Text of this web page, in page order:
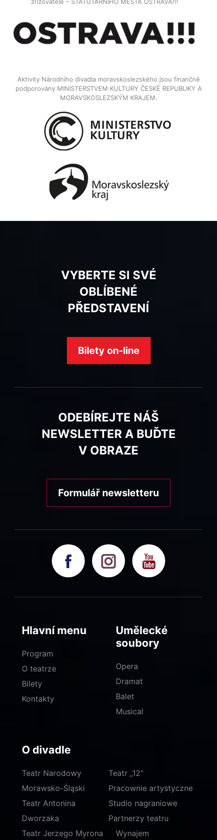
Aktivity Národního divadla moravskoslezského jsou finančně
podporovány MINISTERSTVEM KULTURY ČESKÉ REPUBLIKY A
MORAVSKOSLEZSKÝM KRAJEM.
VYBERTE SI SVÉ
OBLÍBENÉ
PŘEDSTAVENÍ
Bilety on-line
ODEBÍREJTE NÁŠ
NEWSLETTER A BUĎTE
V OBRAZE
Formulář newsletteru
Hlavní menu
Program
O teatrze
Bilety
Kontakty
Umělecké
soubory
Opera
Dramat
Balet
Musical
O divadle
Teatr Narodowy
Morawsko-Śląski
Teatr Antonina
Dworzaka
Teatr Jerzego Myrona
Teatr „12“
Pracownie artystyczne
Studio nagraniowe
Partnerzy teatru
Wynajem